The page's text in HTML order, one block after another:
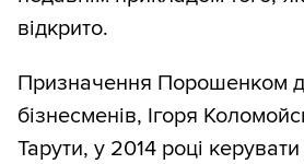
відкрито.
Призначення Порошенком
бізнесменів, Ігоря
Тарути, у 2014 році